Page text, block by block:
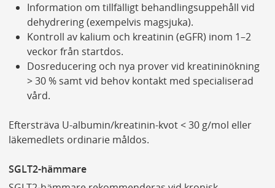
Information om tillfälligt behandlingsuppehåll vid
dehydrering (exempelvis magsjuka).
Kontroll av kalium och kreatinin (eGFR) inom 1–2
veckor från startdos.
Dosreducering och nya prover vid kreatininökning
> 30 % samt vid behov kontakt med specialiserad
vård.
Eftersträva U-albumin/kreatinin-kvot < 30 g/mol eller
läkemedlets ordinarie måldos.
SGLT2-hämmare